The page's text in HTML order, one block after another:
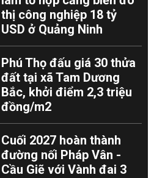
thị công nghiệp 18 tỷ
USD ở Quảng Ninh
Phú Thọ đấu giá 30 thửa
đất tại xã Tam Dương
Bắc, khởi điểm 2,3 triệu
đồng/m2
Cuối 2027 hoàn thành
đường nối Pháp Vân -
Cầu Giẽ với Vành đai 3